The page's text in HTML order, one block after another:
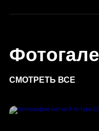
СМОТРЕТЬ ВСЕ